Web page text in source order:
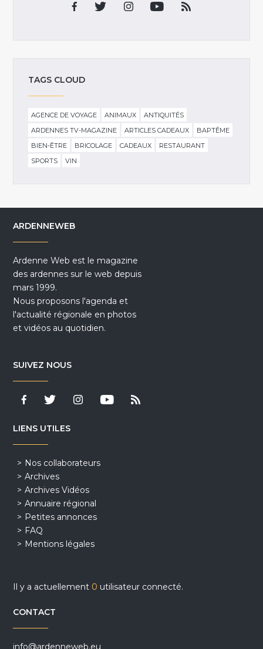
TAGS CLOUD
AGENCE DE VOYAGE ANIMAUX
ANTIQUITÉS
ARDENNES TV-MAGAZINE
ARTICLES CADEAUX
BAPTÊME
BIEN-ÊTRE
BRICOLAGE CADEAUX
RESTAURANT
SPORTS
VIN
ARDENNEWEB
Ardenne Web est le magazine
des ardennes sur le web depuis
mars 1999.
Nous proposons l'agenda et
l'actualité régionale en photos
et vidéos au quotidien.
SUIVEZ NOUS
LIENS UTILES
Nos collaborateurs
Archives
Archives Vidéos
Annuaire régional
Petites annonces
FAQ
Mentions légales
Il y a actuellement 0 utilisateur connecté.
CONTACT
info@ardenneweb.eu